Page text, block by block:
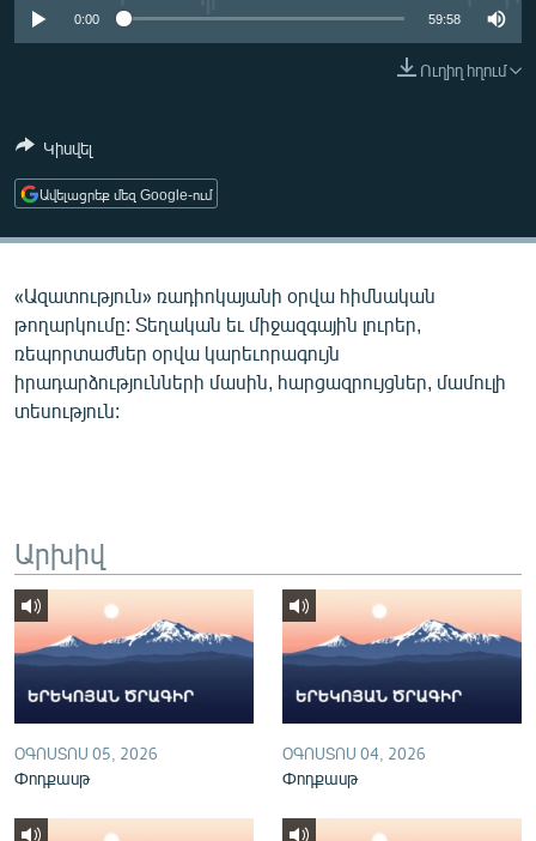
ՄԻՋԱԶԳԱՅԻՆ
ՄԵԿՆԱԲԱՆՈՒԹՅՈՒՆ
ՏՏ ԵՒ ԻՆՏԵՐՆԵՏ
ԿՈՐՈՆԱՎԻՐՈՒՍ
ՏԵՍԱՆՅՈՒԹԵՐ
ԲԱՆԱՎԵՃ
ՁԳՏԵԼՈՎ ԼԱՎԱԳՈՒՅՆԻՆ
English
Русский
ՀԵՏԵՎԵՔ ՄԵԶ
«Ազատության» բոլոր կայքերը
0:00 59:58
Ուղիղ հղում
Կիսվել
Ավելացրեք մեզ Google-ում
«Ազատություն» ռադիոկայանի օրվա հիմնական
թողարկումը: Տեղական եւ միջազգային լուրեր,
ռեպորտաժներ օրվա կարեւորագույն
իրադարձությունների մասին, հարցազրույցներ, մամուլի
տեսություն:
Արխիվ
ՕԳՈՍՏՈՍ 05, 2026
Փոդքասթ
ՕԳՈՍՏՈՍ 04, 2026
Փոդքասթ